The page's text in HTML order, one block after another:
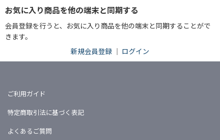
お気に入り商品を他の端末と同期する
会員登録を行うと、お気に入り商品を他の端末と同期することがで
きます。
新規会員登録 ｜ ログイン
ご利用ガイド
特定商取引法に基づく表記
よくあるご質問